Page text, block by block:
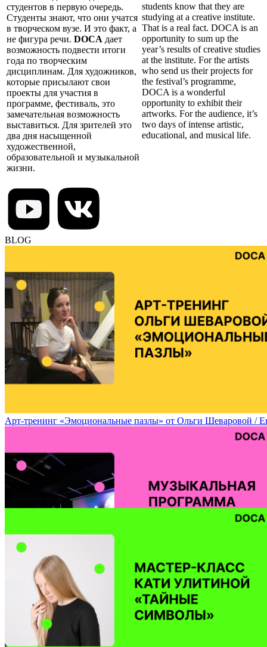
студентов в первую очередь.
Студенты знают, что они учатся
в творческом вузе. И это факт, а
не фигура речи. DOCA дает
возможность подвести итоги
года по творческим
дисциплинам. Для художников,
которые присылают свои
проекты для участия в
программе, фестиваль, это
замечательная возможность
выставиться. Для зрителей это
два дня насыщенной
художественной,
образовательной и музыкальной
жизни.
students know that they are
studying at a creative institute.
That is a real fact. DOCA is an
opportunity to sum up the
year’s results of creative studies
at the institute. For the artists
who send us their projects for
the festival’s programme,
DOCA is a wonderful
opportunity to exhibit their
artworks. For the audience, it’s
two days of intense artistic,
educational, and musical life.
BLOG
Арт-тренинг «Эмоциональные пазлы» от Ольги Шеваровой /
Музыкальная программа DOCA-2023 / Days of Contemporary